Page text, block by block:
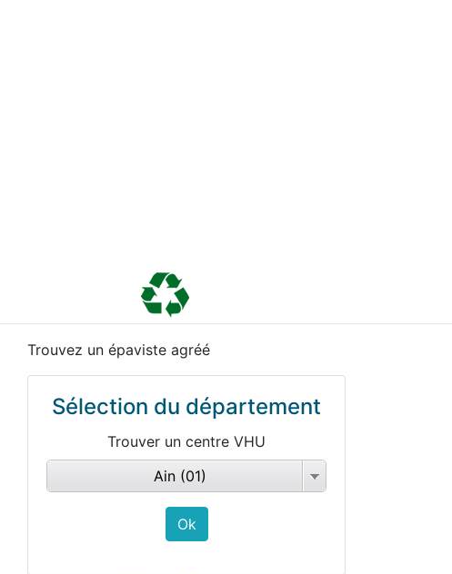
Trouvez un épaviste agréé
Sélection du département
Trouver un centre VHU
Ain (01)